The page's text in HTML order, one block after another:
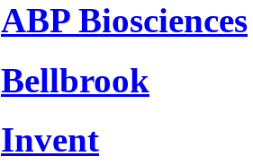
ABP Biosciences
Bellbrook
Invent